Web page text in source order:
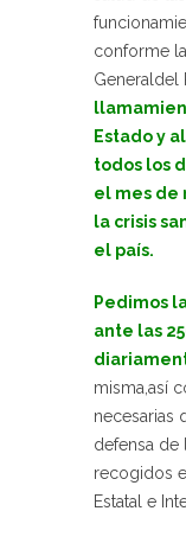
conforme
Generaldel
Estado y
todos los
el mes de
la crisis
el país.
Pedimos
ante las
misma,así
necesarias
defensa de
recogidos
Estatal e